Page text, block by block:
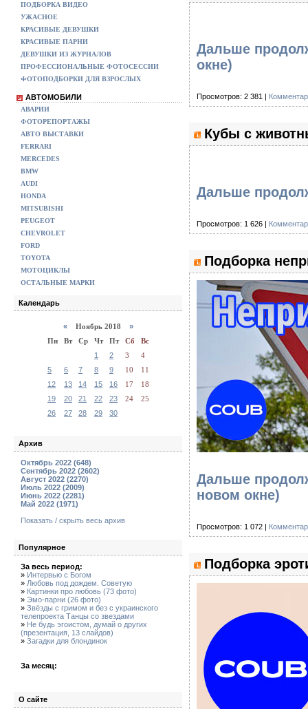
ПОДБОРКА ВИДЕО
УЖАСНОЕ
КРАСИВЫЕ ДЕВУШКИ
КРАСИВЫЕ ПАРНИ
ДЕВУШКИ ИЗ ЖУРНАЛОВ
ПРОФЕССИОНАЛЬНЫЕ ФОТОСЕССИИ
ФОТОПОДБОРКИ ДЛЯ ВЗРОСЛЫХ
АВТОМОБИЛИ
АВАРИИ
ФОТОРЕПОРТАЖЫ
АВТО ВЫСТАВКИ
FERRARI
MERCEDES
BMW
AUDI
HONDA
MITSUBISHI
PEUGEOT
CHEVROLET
FORD
TOYOTA
МОТОЦИКЛЫ
ОСТАЛЬНЫЕ МАРКИ
Календарь
« Ноябрь 2018 »
Пн
Вт Ср Чт Пт Сб
Вс
1
2 3
4
5
6 7 8 9 10
11
12
13 14 15 16 17
18
19
20 21 22 23 24
25
26
27 28 29 30
Архив
Октябрь 2022 (648)
Сентябрь 2022 (2602)
Август 2022 (2270)
Июль 2022 (2009)
Июнь 2022 (2281)
Май 2022 (1971)
Показать / скрыть весь архив
Популярное
За весь период:
» Интервью с Богом
» Любовь под дождем. Советую
» Картинки про любовь (73 фото)
» Эмо-парни (26 фото)
» Звёзды с гримом и без с украинского
телепроекта Танцы со звездами
» Не будь эгоистом, думай о других
(презентация, 13 слайдов)
» Загадки для блондинок
За месяц:
О сайте
Дальше
окне)
Просмотров: 2 381 |
Кубы с
Дальше
Просмотров: 1 626 |
Подборка
Дальше
новом окне)
Просмотров: 1 072 |
Подборка